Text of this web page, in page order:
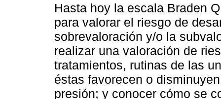
Hasta hoy la escala Braden
para valorar el riesgo de
sobrevaloración y/o la
realizar una valoración de
tratamientos, rutinas de las
éstas favorecen o
presión; y conocer cómo se